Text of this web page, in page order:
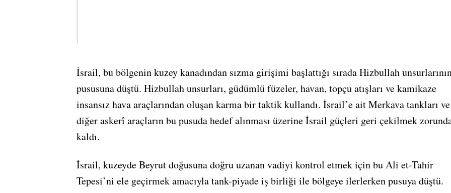
İsrail, bu bölgenin kuzey kanadından sızma girişimi başlattığı sırada Hizbullah
pususuna düştü. Hizbullah unsurları, güdümlü füzeler, havan, topçu atışları ve kamikaze
insansız hava araçlarından oluşan karma bir taktik kullandı. İsrail’e ait Merkava tankları ve
diğer askerî araçların bu pusuda hedef alınması üzerine İsrail güçleri geri çekilmek
kaldı.
İsrail, kuzeyde Beyrut doğusuna doğru uzanan vadiyi kontrol etmek için bu Ali et-Tahir
Tepesi’ni ele geçirmek amacıyla tank-piyade iş birliği ile bölgeye ilerlerken pusuya düştü.